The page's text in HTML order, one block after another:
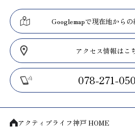
Googlemapで現在地から
アクセス情報はこ
078-271-
アクティブライフ神戸 HOME